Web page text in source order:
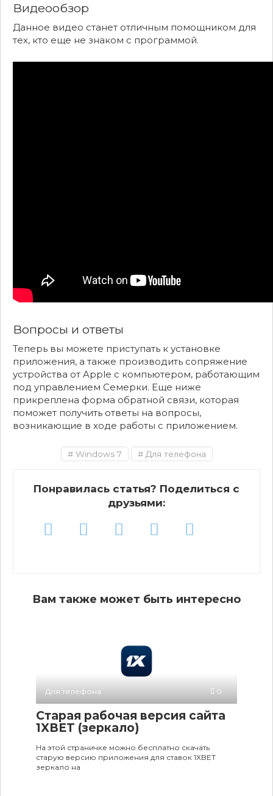
Видеообзор
Данное видео станет отличным помощником для
тех, кто еще не знаком с программой.
Вопросы и ответы
Теперь вы можете приступать к установке
приложения, а также производить сопряжение
устройства от Apple с компьютером, работающим
под управлением Семерки. Еще ниже
прикреплена форма обратной связи, которая
поможет получить ответы на вопросы,
возникающие в ходе работы с приложением.
Windows 7 Для телефона
Понравилась статья? Поделиться с
друзьями:
Вам также может быть интересно
Для телефона 0
Старая рабочая версия сайта
1XBET (зеркало)
На этой страничке можно бесплатно скачать
старую версию приложения для ставок 1XBET
зеркало на